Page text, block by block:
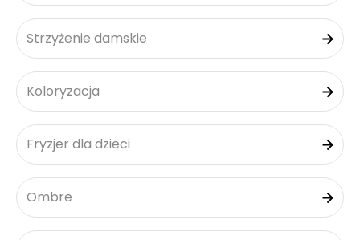
Strzyżenie damskie
Koloryzacja
Fryzjer dla dzieci
Ombre